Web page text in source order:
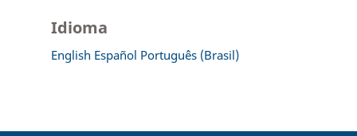
Idioma
English Español Português (Brasil)